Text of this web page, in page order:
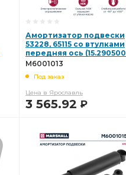
Амортизатор подвески
53228, 65115 со втулками
передняя ось
11) MARSHALL M6001013
M6001013
Под заказ
Цена в Ярославль
3 565.92 Р